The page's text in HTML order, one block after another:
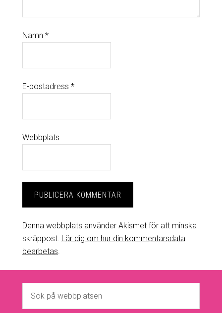
Namn *
E-postadress *
Webbplats
Denna webbplats använder Akismet för att minska
skräppost. Lär dig om hur din kommentarsdata
bearbetas.